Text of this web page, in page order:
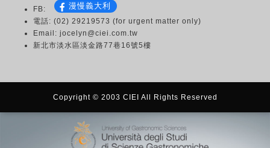
FB: 漫慢義大利
電話: (02) 29219573 (for urgent matter only)
Email: jocelyn@ciei.com.tw
新北市淡水區淡金路77巷16號5樓
Copyright © 2003 CIEI All Rights Reserved